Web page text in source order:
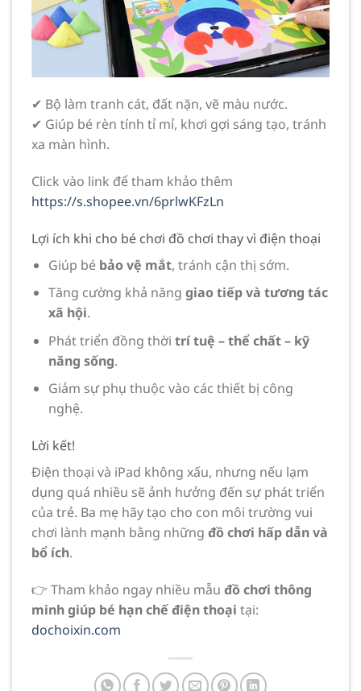
✔ Bộ làm tranh cát, đất nặn, vẽ màu nước.
✔ Giúp bé rèn tính tỉ mỉ, khơi gợi sáng tạo, tránh
xa màn hình.
Click vào link để tham khảo thêm
https://s.shopee.vn/6prlwKFzLn
Lợi ích khi cho bé chơi đồ chơi thay vì điện thoại
Giúp bé bảo vệ mắt, tránh cận thị sớm.
Tăng cường khả năng giao tiếp và tương tác
xã hội.
Phát triển đồng thời trí tuệ – thể chất – kỹ
năng sống.
Giảm sự phụ thuộc vào các thiết bị công
nghệ.
Lời kết!
Điện thoại và iPad không xấu, nhưng nếu lạm
dụng quá nhiều sẽ ảnh hưởng đến sự phát triển
của trẻ. Ba mẹ hãy tạo cho con môi trường vui
chơi lành mạnh bằng những đồ chơi hấp dẫn và
bổ ích.
👉 Tham khảo ngay nhiều mẫu đồ chơi thông
minh giúp bé hạn chế điện thoại tại:
dochoixin.com